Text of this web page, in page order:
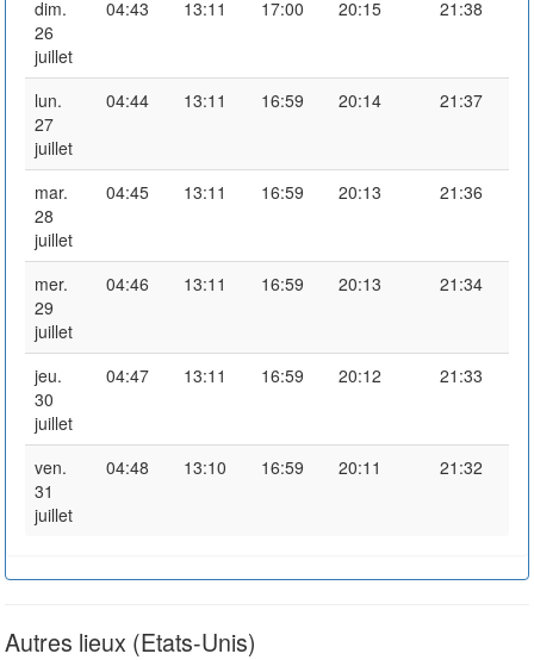
dim.
26
juillet
04:43 13:11 17:00 20:15 21:38
lun.
27
juillet
04:44 13:11 16:59 20:14 21:37
mar.
28
juillet
04:45 13:11 16:59 20:13 21:36
mer.
29
juillet
04:46 13:11 16:59 20:13 21:34
jeu.
30
juillet
04:47 13:11 16:59 20:12 21:33
ven.
31
juillet
04:48 13:10 16:59 20:11 21:32
Autres lieux (Etats-Unis)